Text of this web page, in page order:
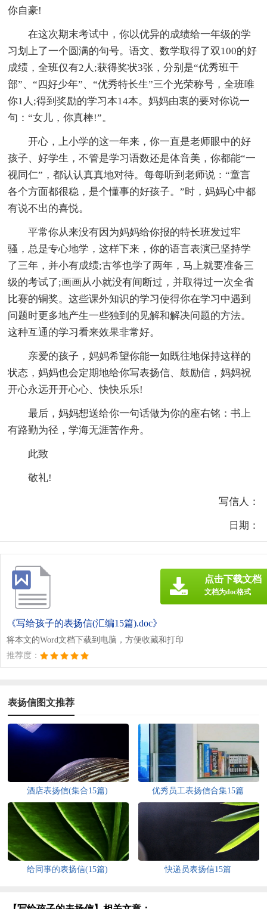
你自豪!
在这次期末考试中，你以优异的成绩给一年级的学
习划上了一个圆满的句号。语文、数学取得了双100的好
成绩，全班仅有2人;获得奖状3张，分别是“优秀班干
部”、“四好少年”、“优秀特长生”三个光荣称号，全班唯
你1人;得到奖励的学习本14本。妈妈由衷的要对你说一
句：“女儿，你真棒!”。
开心，上小学的这一年来，你一直是老师眼中的好
孩子、好学生，不管是学习语数还是体音美，你都能“一
视同仁”，都认认真真地对待。每每听到老师说：“童言
各个方面都很稳，是个懂事的好孩子。”时，妈妈心中都
有说不出的喜悦。
平常你从来没有因为妈妈给你报的特长班发过牢
骚，总是专心地学，这样下来，你的语言表演已坚持学
了三年，并小有成绩;古筝也学了两年，马上就要准备三
级的考试了;画画从小就没有间断过，并取得过一次全省
比赛的铜奖。这些课外知识的学习使得你在学习中遇到
问题时更多地产生一些独到的见解和解决问题的方法。
这种互通的学习看来效果非常好。
亲爱的孩子，妈妈希望你能一如既往地保持这样的
状态，妈妈也会定期地给你写表扬信、鼓励信，妈妈祝
开心永远开开心心、快快乐乐!
最后，妈妈想送给你一句话做为你的座右铭：书上
有路勤为径，学海无涯苦作舟。
此致
敬礼!
写信人：
日期：
《写给孩子的表扬信(汇编15篇).doc》
将本文的Word文档下载到电脑，方便收藏和打印
推荐度：
点击下载文档
文档为doc格式
表扬信图文推荐
酒店表扬信(集合15篇) 优秀员工表扬信合集15篇
给同事的表扬信(15篇) 快递员表扬信15篇